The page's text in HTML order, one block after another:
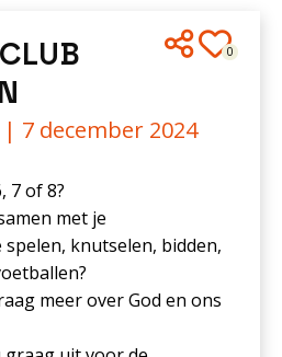
0
7 december 2024
7 of 8?
met je
knutselen, bidden,
meer over God en ons